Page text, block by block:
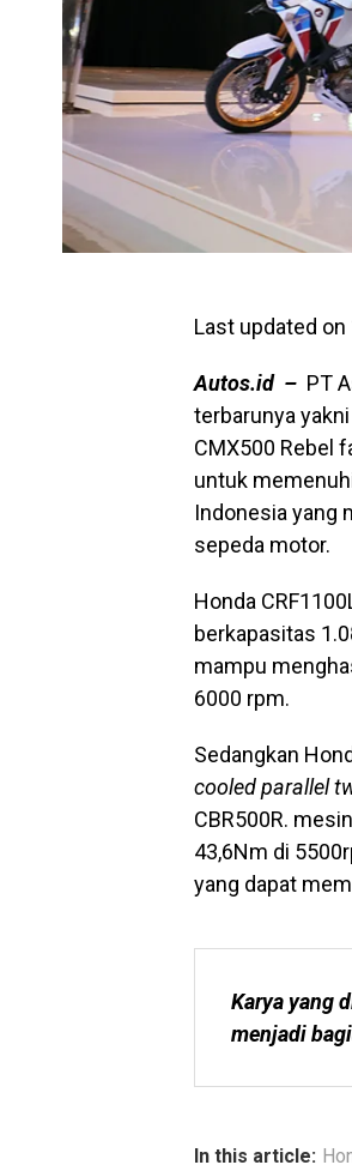
Last updated on
Autos.id – PT
terbarunya
CMX500 Rebel
untuk
Indonesia yang
sepeda motor.
Honda
berkapasitas
mampu
6000 rpm.
Sedangkan
cooled parallel
CBR500R.
43,6Nm di
yang dapat
Karya yang
menjadi
In this article: